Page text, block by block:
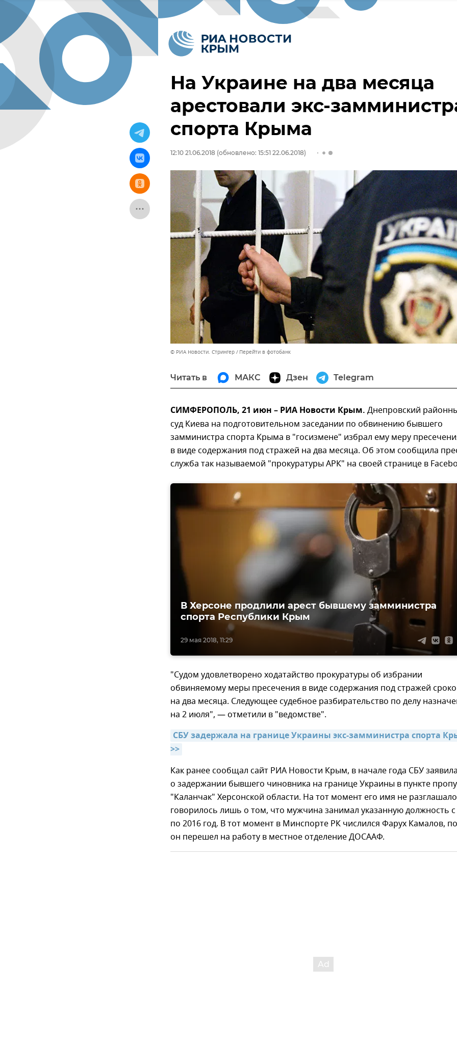
На Украине на два месяца
арестовали экс-
спорта Крыма
12:10 21.06.2018 (обновлено: 15:51 22.06.2018)
© РИА Новости. Стрингер Перейти в фотобанк
Читать в МАКС Дзен Telegram
СИМФЕРОПОЛЬ, 21 июн – РИА Новости Крым. Днепровский
суд Киева на подготовительном заседании по обвинению бывшего
замминистра спорта Крыма в "госизмене" избрал ему меру
в виде содержания под стражей на два месяца. Об этом сообщила
служба так называемой "прокуратуры АРК" на своей странице в
29 мая 2018, 11:29
В Херсоне продлили арест бывшему замминистра
спорта Республики Крым
"Судом удовлетворено ходатайство прокуратуры об избрании
обвиняемому меры пресечения в виде содержания под стражей
на два месяца. Следующее судебное разбирательство по делу
на 2 июля", — отметили в "ведомстве".
СБУ задержала на границе Украины экс-замминистра спорта
>>
Как ранее сообщал сайт РИА Новости Крым, в начале года СБУ
о задержании бывшего чиновника на границе Украины в пункте
"Каланчак" Херсонской области. На тот момент его имя не
говорилось лишь о том, что мужчина занимал указанную должность с
по 2016 год. В тот момент в Минспорте РК числился Фарух Камалов,
он перешел на работу в местное отделение ДОСААФ.